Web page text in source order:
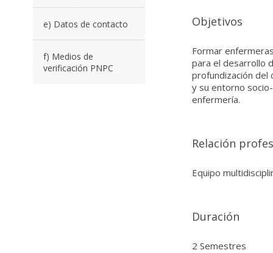
e) Datos de contacto
f) Medios de
verificación PNPC
Objetivos
Formar
para el desarrollo
profundización del
y su entorno
enfermería.
Relación
Equipo
Duración
2 Semestres